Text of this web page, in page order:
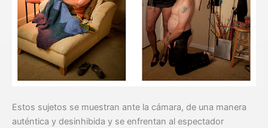
Estos sujetos se muestran ante la cámara, de una manera
auténtica y desinhibida y se enfrentan al espectador